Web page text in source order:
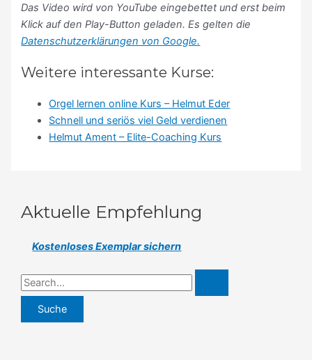
Das Video wird von YouTube eingebettet und erst beim
Klick auf den Play-Button geladen. Es gelten die
Datenschutzerklärungen von Google.
Weitere interessante Kurse:
Orgel lernen online Kurs – Helmut Eder
Schnell und seriös viel Geld verdienen
Helmut Ament – Elite-Coaching Kurs
Aktuelle Empfehlung
Kostenloses Exemplar sichern